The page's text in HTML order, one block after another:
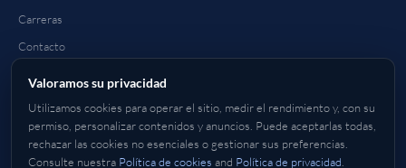
Valoramos su privacidad
Utilizamos cookies para operar el sitio, medir el rendimiento y, con su
permiso, personalizar contenidos y anuncios. Puede aceptarlas todas,
rechazar las cookies no esenciales o gestionar sus preferencias.
Consulte nuestra Política de cookies and Política de privacidad
Carreras
Contacto
Cómo comprar